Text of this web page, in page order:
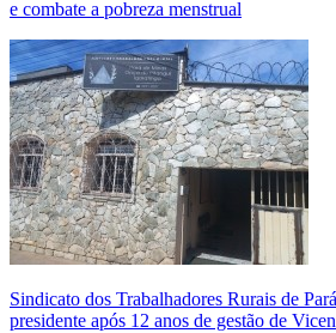
e combate a pobreza menstrual
Sindicato dos Trabalhadores Rurais de
presidente após 12 anos de gestão de